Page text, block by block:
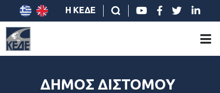
Η ΚΕΔΕ
ΔΗΜΟΣ ΔΙΣΤΟΜΟΥ